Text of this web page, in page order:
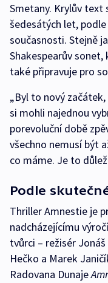
Smetany. Krylův text
šedesátých let,
současnosti. Stejně
Shakespearův
také připravuje pro
„Byl to nový
si mohli najednou
porevoluční době
všechno nemusí být
co máme. Je to
Podle
Thriller Amnestie je
nadcházejícímu
tvůrci – režisér
Hečko a Marek
Radovana Dunaje